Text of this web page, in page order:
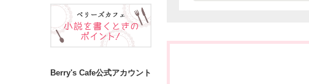
Berry's Cafe公式アカウント